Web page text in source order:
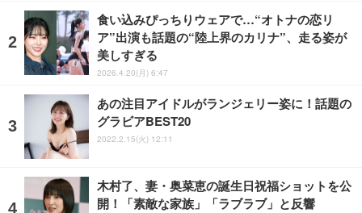
食い込みぴっちりウェアで…“オトナの恋リ
ア”出演も話題の“陸上界のカリナ”、走る姿が
美しすぎる
2026.4.20(月) 6:47
あの注目アイドルがランジェリー姿に！話題の
グラビアBEST20
2022.2.15(火) 12:11
木村了、妻・奥菜恵の誕生日祝福ショットを公
開！「素敵な家族」「ラブラブ」と反響